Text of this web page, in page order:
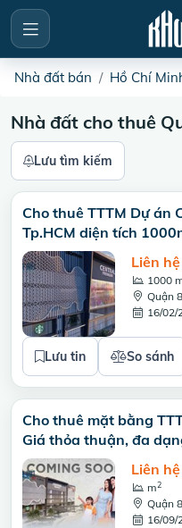
Nhà đất bán Hồ Chí
Nhà đất cho thuê
Lưu tìm kiếm
Cho thuê TTTM Dự án
Tp.HCM diện tích
Liên hệ
1000
Quận
16/02/
Lưu tin So sánh
Cho thuê mặt bằng
Giá thỏa thuận, đa
Liên hệ
m2
Quận
16/09/